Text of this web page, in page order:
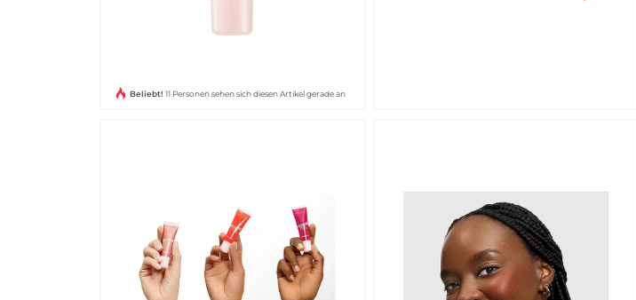
Beliebt! 11 Personen sehen sich diesen Artikel gerade an